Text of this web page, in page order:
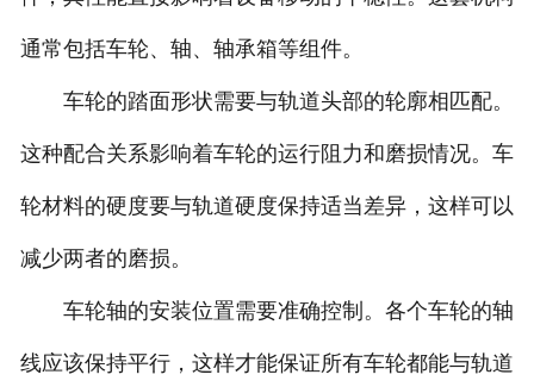
资质证书
合作客户
联系我们
通常包括车轮、轴、轴承箱等组件。
车轮的踏面形状需要与轨道头部的轮廓相匹配。
这种配合关系影响着车轮的运行阻力和磨损情况。车
轮材料的硬度要与轨道硬度保持适当差异，这样可以
减少两者的磨损。
车轮轴的安装位置需要准确控制。各个车轮的轴
线应该保持平行，这样才能保证所有车轮都能与轨道